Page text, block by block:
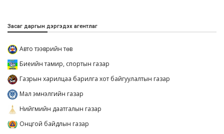
Засаг даргын дэргэдэх агентлаг
Авто тээврийн төв
Биеийн тамир, спортын газар
Газрын харилцаа барилга хот байгуулалтын газар
Мал эмнэлгийн газар
Нийгмийн даатгалын газар
Онцгой байдлын газар